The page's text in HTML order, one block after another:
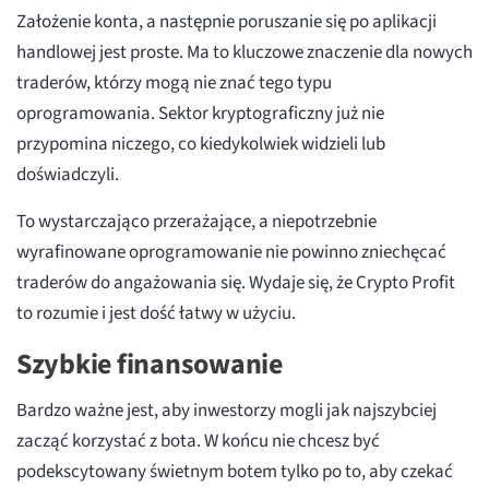
Założenie konta, a następnie poruszanie się po aplikacji
handlowej jest proste. Ma to kluczowe znaczenie dla nowych
traderów, którzy mogą nie znać tego typu
oprogramowania. Sektor kryptograficzny już nie
przypomina niczego, co kiedykolwiek widzieli lub
doświadczyli.
To wystarczająco przerażające, a niepotrzebnie
wyrafinowane oprogramowanie nie powinno zniechęcać
traderów do angażowania się. Wydaje się, że Crypto Profit
to rozumie i jest dość łatwy w użyciu.
Szybkie finansowanie
Bardzo ważne jest, aby inwestorzy mogli jak najszybciej
zacząć korzystać z bota. W końcu nie chcesz być
podekscytowany świetnym botem tylko po to, aby czekać